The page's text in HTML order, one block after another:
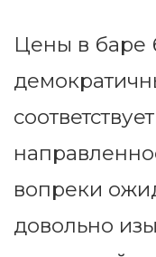
Цены в баре
вопреки
довольно